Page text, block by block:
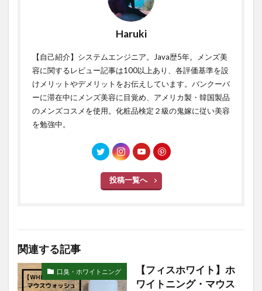
Haruki
【自己紹介】システムエンジニア。Java歴5年。メンズ美
容に関するレビュー記事は100以上あり、各評価基準を設
けメリットやデメリットをお伝えしています。バンクーバ
ーに滞在中にメンズ美容に目覚め、アメリカ製・韓国製品
のメンズコスメを使用。化粧品検定２級の鬼嫁に従い美容
を勉強中。
投稿一覧へ
関連する記事
口臭・ホワイトニング
【フィスホワイト】ホ
ワイトニング・マウス